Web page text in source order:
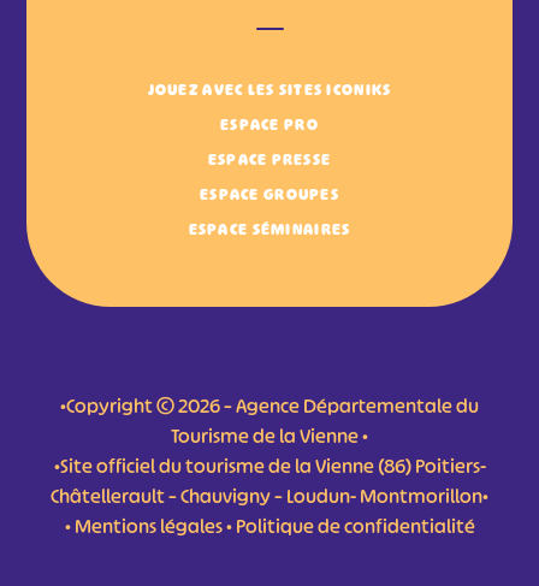
JOUEZ AVEC LES SITES ICONIKS
ESPACE PRO
ESPACE PRESSE
ESPACE GROUPES
ESPACE SÉMINAIRES
•Copyright © 2026 – Agence Départementale du
Tourisme de la Vienne •
•Site officiel du tourisme de la Vienne (86) Poitiers-
Châtellerault – Chauvigny – Loudun- Montmorillon•
•Mentions légales•Politique de confidentialité